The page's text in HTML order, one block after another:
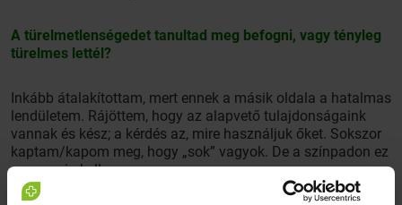
A türelmetlenségedet tanultad meg befogni, vagy tényleg
türelmes lettél?
Inkább átalakítottam, mert ennek a másik oldala a hatalmas
lendületem. Rájöttem, hogy az alapvető tulajdonságaink
vannak és kész; a kérdés az, mire használjuk őket. Sokszor
kaptam/kapom meg, hogy „sok” vagyok. De a színpadon ez
az energia kell.